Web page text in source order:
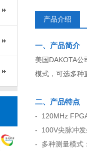
产品介绍
一、产品简介
美国DAKOTA
模式，可选多种
二、产品特点
- 120MHz
- 100V尖脉冲发
- 多种测量模式